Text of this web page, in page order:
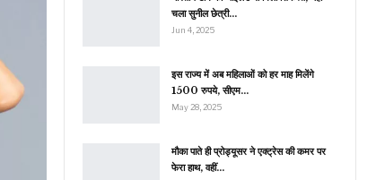
चला सुनील छेत्री…
Jun 4, 2025
इस राज्य में अब महिलाओं को हर माह मिलेंगे
1500 रुपये, सीएम…
May 28, 2025
मौका पाते ही प्रोड्यूसर ने एक्ट्रेस की कमर पर
फेरा हाथ, वहीं…